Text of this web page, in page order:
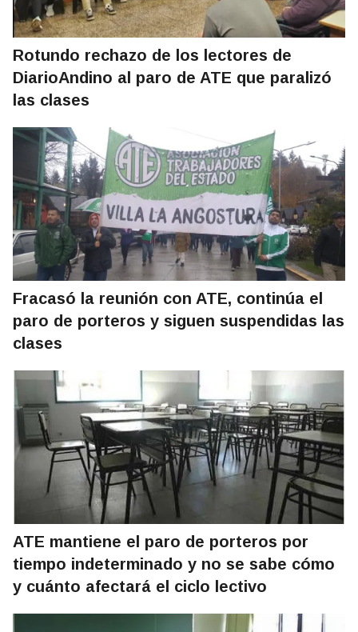
Rotundo rechazo de los lectores de
DiarioAndino al paro de ATE que paralizó
las clases
Fracasó la reunión con ATE, continúa el
paro de porteros y siguen suspendidas las
clases
ATE mantiene el paro de porteros por
tiempo indeterminado y no se sabe cómo
y cuánto afectará el ciclo lectivo